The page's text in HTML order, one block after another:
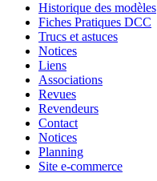
Historique des modèles
Fiches Pratiques DCC
Trucs et astuces
Notices
Liens
Associations
Revues
Revendeurs
Contact
Notices
Planning
Site e-commerce